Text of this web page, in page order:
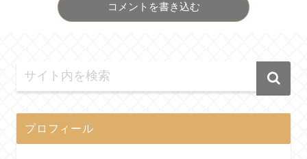
コメントを書き込む
プロフィール